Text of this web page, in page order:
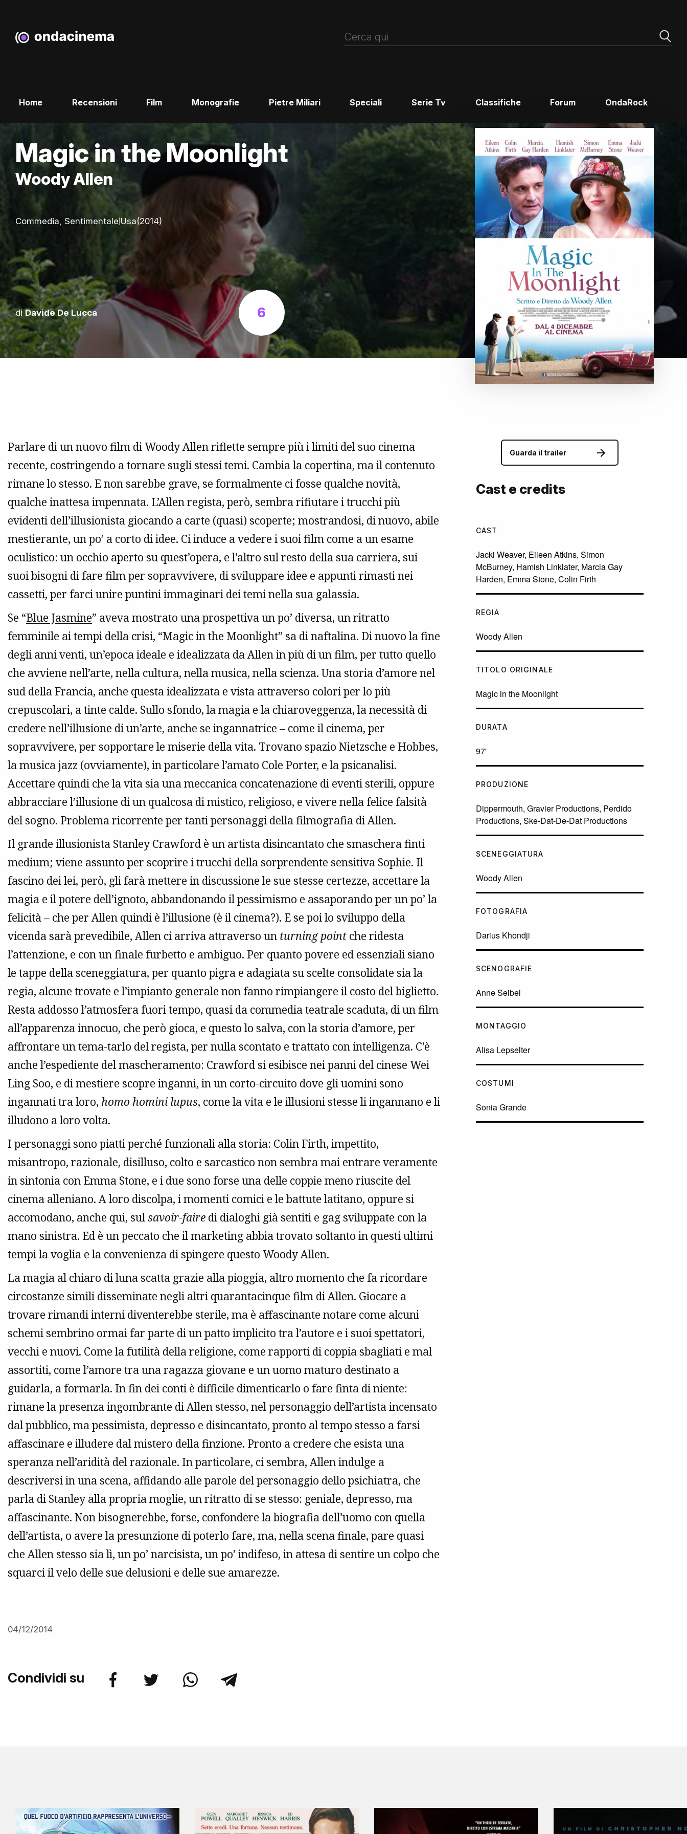
Home Recensioni Film Monografie Pietre Miliari Speciali Serie Tv Classifiche Forum OndaRock
Magic in the Moonlight
Woody Allen
Commedia, Sentimentale|Usa(2014)
diDavide De Lucca 6
Parlare di un nuovo film di Woody Allen riflette sempre più i limiti del suo cinema
recente, costringendo a tornare sugli stessi temi. Cambia la copertina, ma il contenuto
rimane lo stesso. E non sarebbe grave, se formalmente ci fosse qualche novità,
qualche inattesa impennata. L’Allen regista, però, sembra rifiutare i trucchi più
evidenti dell’illusionista giocando a carte (quasi) scoperte; mostrandosi, di nuovo, abile
mestierante, un po’ a corto di idee. Ci induce a vedere i suoi film come a un esame
oculistico: un occhio aperto su quest’opera, e l’altro sul resto della sua carriera, sui
suoi bisogni di fare film per sopravvivere, di sviluppare idee e appunti rimasti nei
cassetti, per farci unire puntini immaginari dei temi nella sua galassia.
Se “Blue Jasmine” aveva mostrato una prospettiva un po’ diversa, un ritratto
femminile ai tempi della crisi, “Magic in the Moonlight” sa di naftalina. Di nuovo la fine
degli anni venti, un’epoca ideale e idealizzata da Allen in più di un film, per tutto quello
che avviene nell’arte, nella cultura, nella musica, nella scienza. Una storia d’amore nel
sud della Francia, anche questa idealizzata e vista attraverso colori per lo più
crepuscolari, a tinte calde. Sullo sfondo, la magia e la chiaroveggenza, la necessità di
credere nell’illusione di un’arte, anche se ingannatrice – come il cinema, per
sopravvivere, per sopportare le miserie della vita. Trovano spazio Nietzsche e Hobbes,
la musica jazz (ovviamente), in particolare l’amato Cole Porter, e la psicanalisi.
Accettare quindi che la vita sia una meccanica concatenazione di eventi sterili, oppure
abbracciare l’illusione di un qualcosa di mistico, religioso, e vivere nella felice falsità
del sogno. Problema ricorrente per tanti personaggi della filmografia di Allen.
Il grande illusionista Stanley Crawford è un artista disincantato che smaschera finti
medium; viene assunto per scoprire i trucchi della sorprendente sensitiva Sophie. Il
fascino dei lei, però, gli farà mettere in discussione le sue stesse certezze, accettare la
magia e il potere dell’ignoto, abbandonando il pessimismo e assaporando per un po’ la
felicità – che per Allen quindi è l’illusione (è il cinema?). E se poi lo sviluppo della
vicenda sarà prevedibile, Allen ci arriva attraverso un turning point che ridesta
l’attenzione, e con un finale furbetto e ambiguo. Per quanto povere ed essenziali siano
le tappe della sceneggiatura, per quanto pigra e adagiata su scelte consolidate sia la
regia, alcune trovate e l’impianto generale non fanno rimpiangere il costo del biglietto.
Resta addosso l’atmosfera fuori tempo, quasi da commedia teatrale scaduta, di un film
all’apparenza innocuo, che però gioca, e questo lo salva, con la storia d’amore, per
affrontare un tema-tarlo del regista, per nulla scontato e trattato con intelligenza. C’è
anche l’espediente del mascheramento: Crawford si esibisce nei panni del cinese Wei
Ling Soo, e di mestiere scopre inganni, in un corto-circuito dove gli uomini sono
ingannati tra loro, homo homini lupus, come la vita e le illusioni stesse li ingannano e li
illudono a loro volta.
I personaggi sono piatti perché funzionali alla storia: Colin Firth, impettito,
misantropo, razionale, disilluso, colto e sarcastico non sembra mai entrare veramente
in sintonia con Emma Stone, e i due sono forse una delle coppie meno riuscite del
cinema alleniano. A loro discolpa, i momenti comici e le battute latitano, oppure si
accomodano, anche qui, sulsavoir-faire di dialoghi già sentiti e gag sviluppate con la
mano sinistra. Ed è un peccato che il marketing abbia trovato soltanto in questi ultimi
tempi la voglia e la convenienza di spingere questo Woody Allen.
La magia al chiaro di luna scatta grazie alla pioggia, altro momento che fa ricordare
circostanze simili disseminate negli altri quarantacinque film di Allen. Giocare a
trovare rimandi interni diventerebbe sterile, ma è affascinante notare come alcuni
schemi sembrino ormai far parte di un patto implicito tra l’autore e i suoi spettatori,
vecchi e nuovi. Come la futilità della religione, come rapporti di coppia sbagliati e mal
assortiti, come l’amore tra una ragazza giovane e un uomo maturo destinato a
guidarla, a formarla. In fin dei conti è difficile dimenticarlo o fare finta di niente:
rimane la presenza ingombrante di Allen stesso, nel personaggio dell’artista incensato
dal pubblico, ma pessimista, depresso e disincantato, pronto al tempo stesso a farsi
affascinare e illudere dal mistero della finzione. Pronto a credere che esista una
speranza nell’aridità del razionale. In particolare, ci sembra, Allen indulge a
descriversi in una scena, affidando alle parole del personaggio dello psichiatra, che
parla di Stanley alla propria moglie, un ritratto di se stesso: geniale, depresso, ma
affascinante. Non bisognerebbe, forse, confondere la biografia dell’uomo con quella
dell’artista, o avere la presunzione di poterlo fare, ma, nella scena finale, pare quasi
che Allen stesso sia lì, un po’ narcisista, un po’ indifeso, in attesa di sentire un colpo che
squarci il velo delle sue delusioni e delle sue amarezze.
04/12/2014
Condividi su
Guarda il trailer
Cast e credits
CAST
Jacki Weaver, Eileen Atkins, Simon
McBurney, Hamish Linklater, Marcia Gay
Harden, Emma Stone, Colin Firth
REGIA
Woody Allen
TITOLO ORIGINALE
Magic in the Moonlight
DURATA
97'
PRODUZIONE
Dippermouth, Gravier Productions, Perdido
Productions, Ske-Dat-De-Dat Productions
SCENEGGIATURA
Woody Allen
FOTOGRAFIA
Darius Khondji
SCENOGRAFIE
Anne Seibel
MONTAGGIO
Alisa Lepselter
COSTUMI
Sonia Grande